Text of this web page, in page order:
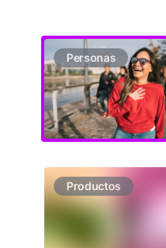
Personas
Productos